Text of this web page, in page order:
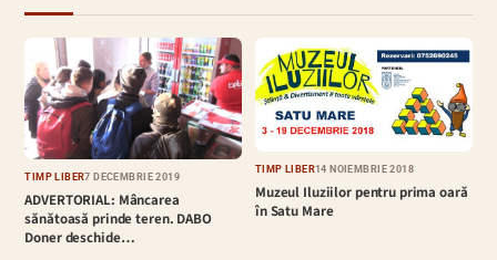
TIMP LIBER7 DECEMBRIE 2019
ADVERTORIAL: Mâncarea
sănătoasă prinde teren. DABO
Doner deschide…
TIMP LIBER14 NOIEMBRIE 2018
Muzeul Iluziilor pentru prima oară
în Satu Mare